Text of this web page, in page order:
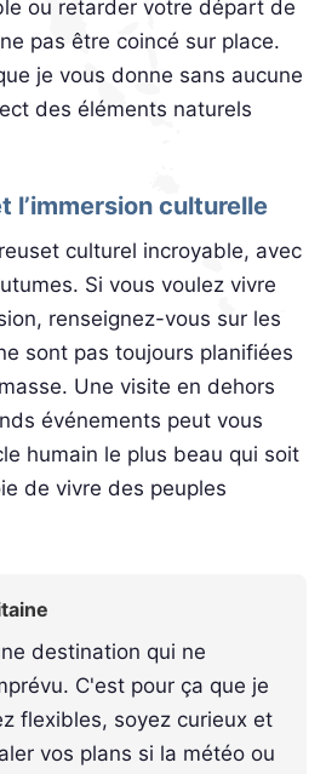
ou retarder votre départ de
pas être coincé sur place.
je vous donne sans aucune
des éléments naturels
l’immersion culturelle
culturel incroyable, avec
Si vous voulez vivre
renseignez-vous sur les
sont pas toujours planifiées
Une visite en dehors
événements peut vous
humain le plus beau qui soit
de vivre des peuples
destination qui ne
C'est pour ça que je
flexibles, soyez curieux et
vos plans si la météo ou